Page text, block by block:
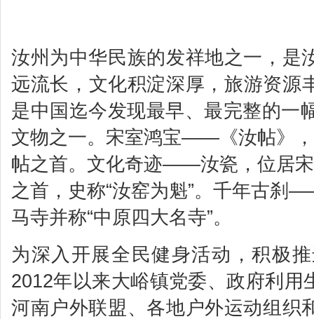
汝州为中华民族的发祥地之一，是
远流长，文化积淀深厚，旅游资
是中国迄今发现最早、最完整的一
文物之一。宋室鸿宝——《汝帖》，
帖之首。文化奇迹——汝瓷，位居宋
之首，史称“汝窑为魁”。千年古刹
马寺并称“中原四大名寺”。
为深入开展全民健身活动，积极
2012年以来大峪镇党委、政府利
河南户外联盟、各地户外运动组织